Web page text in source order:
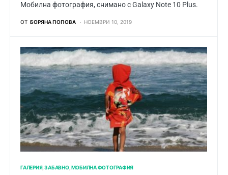
Мобилна фотография, снимано с Galaxy Note 10 Plus.
ОТ БОРЯНА ПОПОВА НОЕМВРИ 10, 2019
ГАЛЕРИЯ ЗАБАВНО МОБИЛНА ФОТОГРАФИЯ